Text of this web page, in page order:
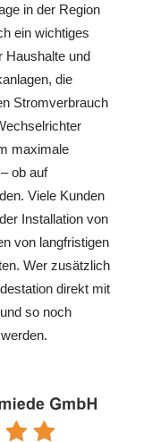
in der Region
ein wichtiges
Haushalte und
die
Stromverbrauch
maximale
ob auf
Viele Kunden
Installation von
von langfristigen
Wer zusätzlich
direkt mit
so noch